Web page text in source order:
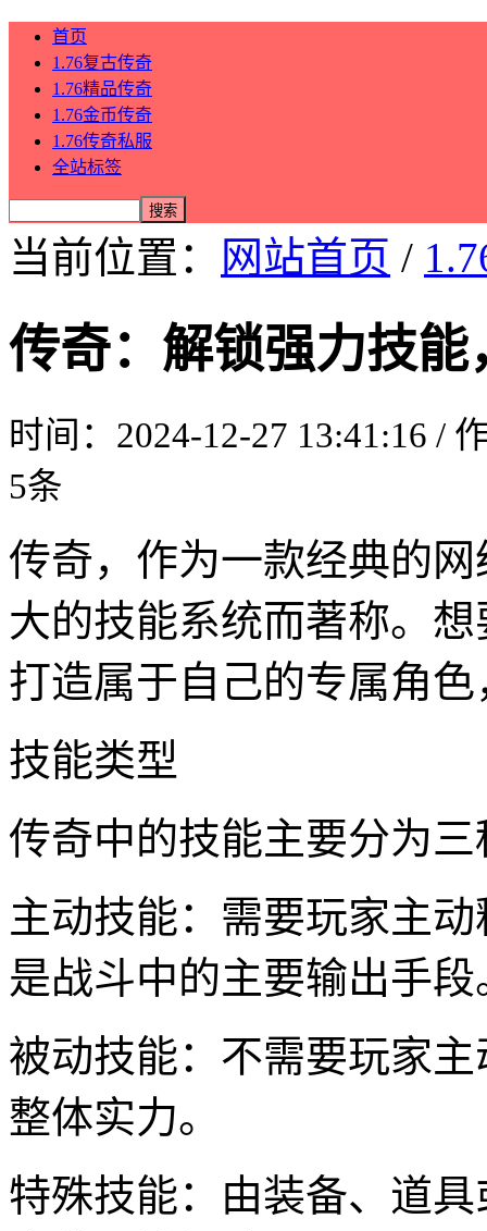
首页
1.76复古传奇
1.76精品传奇
1.76金币传奇
1.76传奇私服
全站标签
当前位置： 网站首页 /
传奇：解锁强力技
时间：2024-12-27 13:41:16 /
5条
传奇，作为一款经典的
大的技能系统而著称。
打造属于自己的专属角
技能类型
传奇中的技能主要分为
主动技能：需要玩家主
是战斗中的主要输出手段
被动技能：不需要玩家
整体实力。
特殊技能：由装备、道